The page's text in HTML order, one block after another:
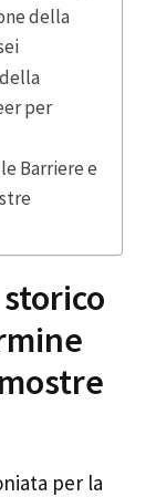
della
per
Barriere e
per la